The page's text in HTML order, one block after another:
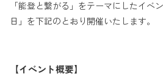
「能登と繋がる」をテーマにしたイベ
日」を下記のとおり開催いたします。
【イベント概要】